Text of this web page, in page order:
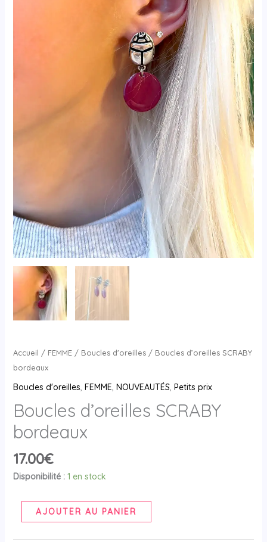
Accueil / FEMME/ Boucles d'oreilles/ Boucles d’oreilles SCRABY
bordeaux
Boucles d'oreilles, FEMME, NOUVEAUTÉS, Petits prix
Boucles d’oreilles SCRABY
bordeaux
17.00€
Disponibilité : 1 en stock
AJOUTER AU PANIER